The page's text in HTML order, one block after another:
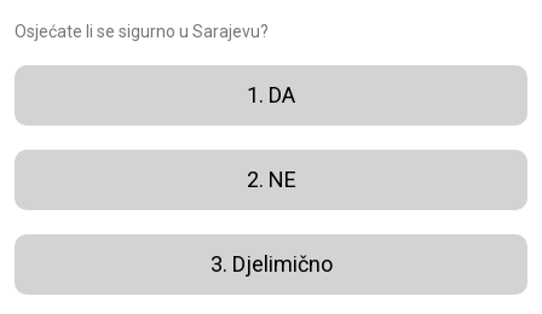
Osjećate li se sigurno u Sarajevu?
1. DA
2. NE
3. Djelimično